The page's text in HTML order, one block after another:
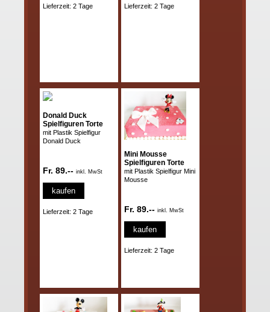
Lieferzeit: 2 Tage Lieferzeit: 2 Tage
Donald Duck
Spielfiguren Torte
mit Plastik Spielfigur
Donald Duck
Fr. 89.-- inkl. MwSt
kaufen
Lieferzeit: 2 Tage
Mini Mousse
Spielfiguren Torte
mit Plastik Spielfigur Mini
Mousse
Fr. 89.-- inkl. MwSt
kaufen
Lieferzeit: 2 Tage